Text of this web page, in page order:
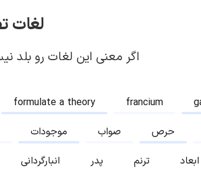
لغات
اگر معنی این لغات رو بلد
formulate a theory francium
موجودات صواب حرص
انبارگردانی پدر ترنم ابعاد